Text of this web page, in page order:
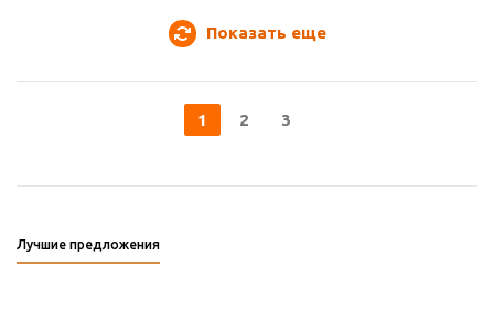
Показать еще
1 2 3
Лучшие предложения